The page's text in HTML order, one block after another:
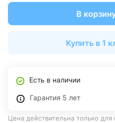
В
Купить в 1
Есть в наличии
Гарантия 5 лет
Цена действительна только для